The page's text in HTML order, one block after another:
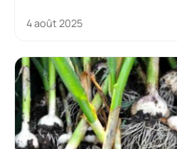
4 août 2025